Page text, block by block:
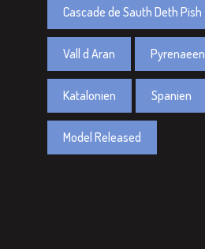
Cascade de Sauth Deth Pish
Vall d Aran Pyrenaeen
Katalonien Spanien
Model Released